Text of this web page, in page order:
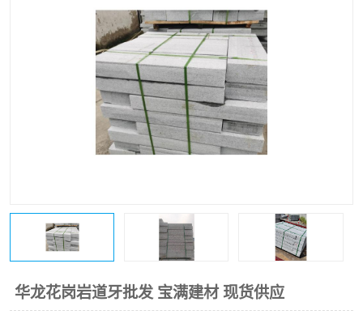
华龙花岗岩道牙批发 宝满建材 现货供应
便道砖
花岗岩路岩石 盲道砖
pc仿石砖